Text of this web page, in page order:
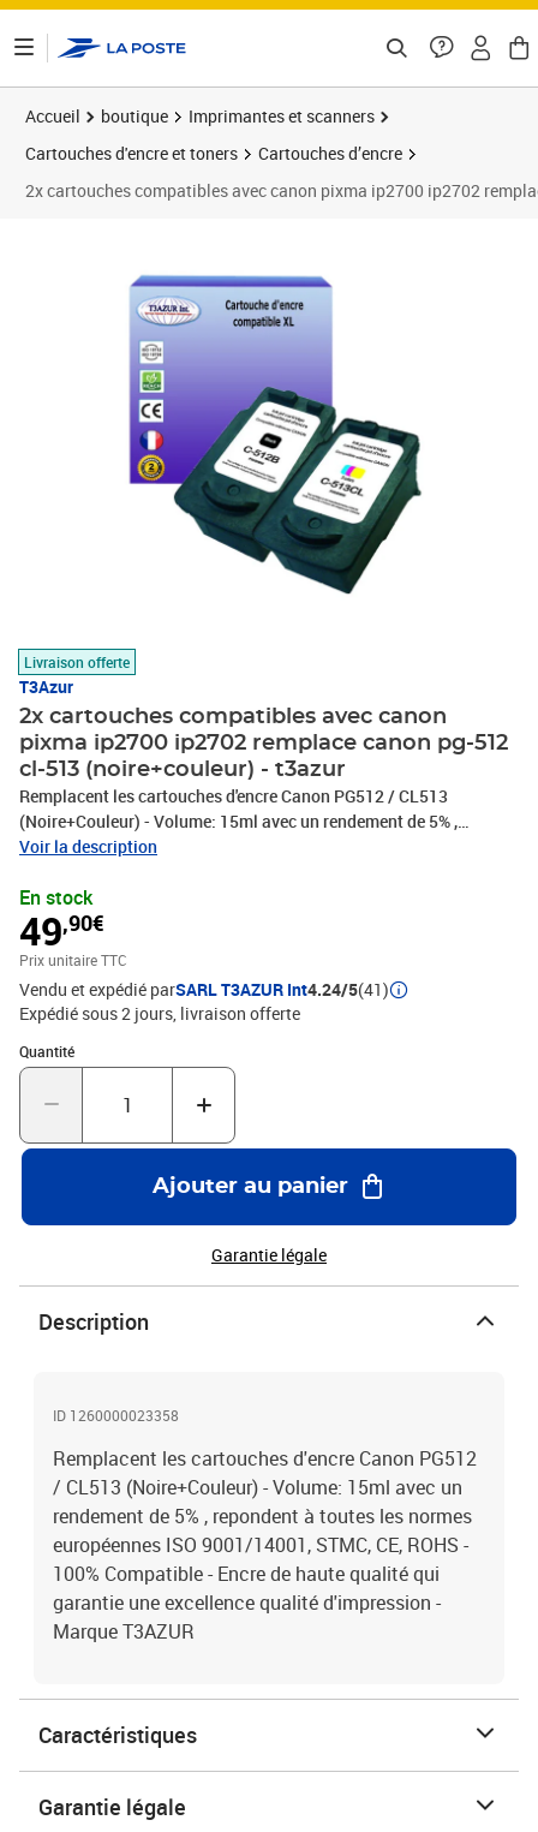
Accueil boutique
Imprimantes et scanners
Cartouches d'encre et toners
Cartouches d’encre
2x cartouches compatibles avec canon pixma ip2700 ip2702
Livraison offerte
T3Azur
2x cartouches compatibles avec canon
pixma ip2700 ip2702 remplace canon pg-512
cl-513 (noire+couleur) - t3azur
Remplacent les cartouches d'encre Canon PG512 / CL513
(Noire+Couleur) - Volume: 15ml avec un rendement de 5% ,
repondent à toutes les normes européennes ISO 9001/14001,
garantie une excellence qualité d'impression - Marque T3AZUR
Voir la description
En stock
49,90€
Prix unitaire TTC
Vendu et expédié parSARL T3AZUR Int4.24/5(41)
Expédié sous 2 jours livraison offerte
Quantité
Quantité : 1
Ajouter au panier
Garantie légale
Description
ID 1260000023358
Remplacent les cartouches d'encre Canon PG512
/ CL513 (Noire+Couleur) - Volume: 15ml avec un
rendement de 5% , repondent à toutes les normes
européennes ISO 9001/14001, STMC, CE, ROHS -
100% Compatible - Encre de haute qualité qui
garantie une excellence qualité d'impression -
Marque T3AZUR
Caractéristiques
Garantie légale